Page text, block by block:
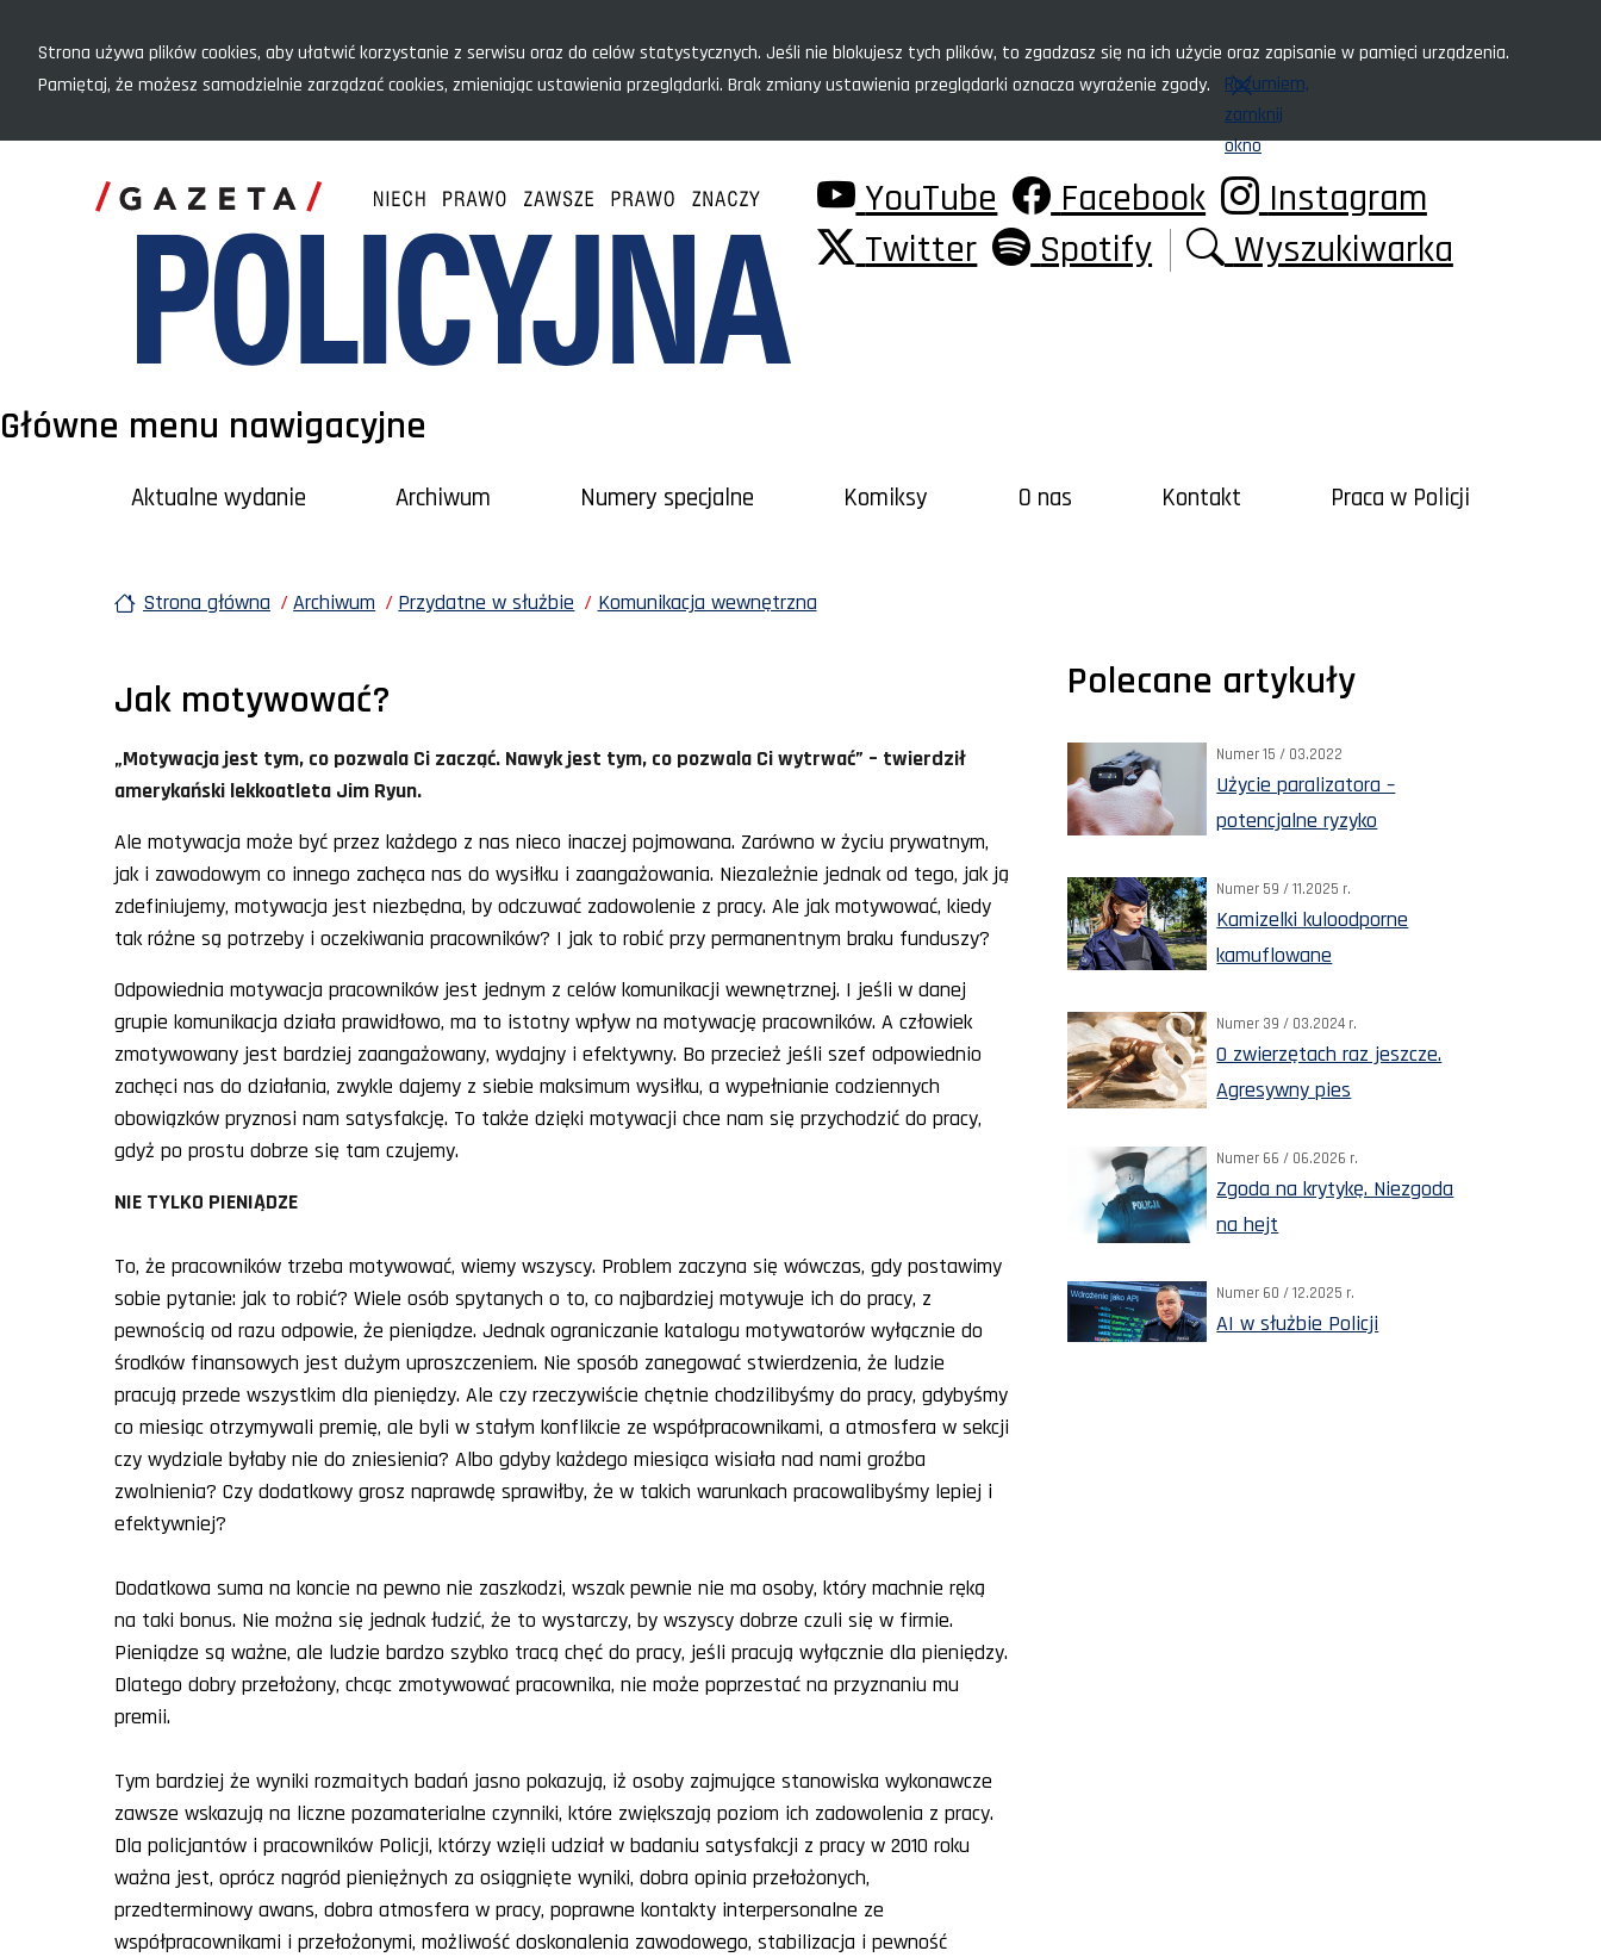
Strona używa plików cookies, aby ułatwić korzystanie z serwisu oraz do celów statystycznych. Jeśli nie blokujesz tych plików, to zgadzasz się na ich użycie oraz zapisanie w pamięci urządzenia.
Pamiętaj, że możesz samodzielnie zarządzać cookies, zmieniając ustawienia przeglądarki. Brak zmiany ustawienia przeglądarki oznacza wyrażenie zgody.
Rozumiem,
zamknij
okno
YouTube Facebook
Instagram
Twitter
Spotify Wyszukiwarka
Główne menu nawigacyjne
Aktualne wydanie Archiwum Numery specjalne Komiksy O nas Kontakt Praca w Policji
Strona główna Archiwum Przydatne w służbie Komunikacja wewnętrzna
Jak motywować?
„Motywacja jest tym, co pozwala Ci zacząć. Nawyk jest tym, co pozwala Ci wytrwać” – twierdził
amerykański lekkoatleta Jim Ryun.
Ale motywacja może być przez każdego z nas nieco inaczej pojmowana. Zarówno w życiu prywatnym,
jak i zawodowym co innego zachęca nas do wysiłku i zaangażowania. Niezależnie jednak od tego, jak ją
zdefiniujemy, motywacja jest niezbędna, by odczuwać zadowolenie z pracy. Ale jak motywować, kiedy
tak różne są potrzeby i oczekiwania pracowników? I jak to robić przy permanentnym braku funduszy?
Odpowiednia motywacja pracowników jest jednym z celów komunikacji wewnętrznej. I jeśli w danej
grupie komunikacja działa prawidłowo, ma to istotny wpływ na motywację pracowników. A człowiek
zmotywowany jest bardziej zaangażowany, wydajny i efektywny. Bo przecież jeśli szef odpowiednio
zachęci nas do działania, zwykle dajemy z siebie maksimum wysiłku, a wypełnianie codziennych
obowiązków pryznosi nam satysfakcję. To także dzięki motywacji chce nam się przychodzić do pracy,
gdyż po prostu dobrze się tam czujemy.
NIE TYLKO PIENIĄDZE
To, że pracowników trzeba motywować, wiemy wszyscy. Problem zaczyna się wówczas, gdy postawimy
sobie pytanie: jak to robić? Wiele osób spytanych o to, co najbardziej motywuje ich do pracy, z
pewnością od razu odpowie, że pieniądze. Jednak ograniczanie katalogu motywatorów wyłącznie do
środków finansowych jest dużym uproszczeniem. Nie sposób zanegować stwierdzenia, że ludzie
pracują przede wszystkim dla pieniędzy. Ale czy rzeczywiście chętnie chodzilibyśmy do pracy, gdybyśmy
co miesiąc otrzymywali premię, ale byli w stałym konflikcie ze współpracownikami, a atmosfera w sekcji
czy wydziale byłaby nie do zniesienia? Albo gdyby każdego miesiąca wisiała nad nami groźba
zwolnienia? Czy dodatkowy grosz naprawdę sprawiłby, że w takich warunkach pracowalibyśmy lepiej i
efektywniej?
Dodatkowa suma na koncie na pewno nie zaszkodzi, wszak pewnie nie ma osoby, który machnie ręką
na taki bonus. Nie można się jednak łudzić, że to wystarczy, by wszyscy dobrze czuli się w firmie.
Pieniądze są ważne, ale ludzie bardzo szybko tracą chęć do pracy, jeśli pracują wyłącznie dla pieniędzy.
Dlatego dobry przełożony, chcąc zmotywować pracownika, nie może poprzestać na przyznaniu mu
premii.
Tym bardziej że wyniki rozmaitych badań jasno pokazują, iż osoby zajmujące stanowiska wykonawcze
zawsze wskazują na liczne pozamaterialne czynniki, które zwiększają poziom ich zadowolenia z pracy.
Dla policjantów i pracowników Policji, którzy wzięli udział w badaniu satysfakcji z pracy w 2010 roku
ważna jest, oprócz nagród pieniężnych za osiągnięte wyniki, dobra opinia przełożonych,
przedterminowy awans, dobra atmosfera w pracy, poprawne kontakty interpersonalne ze
współpracownikami i przełożonymi, możliwość doskonalenia zawodowego, stabilizacja i pewność
Polecane artykuły
Numer 15 / 03.2022
Użycie paralizatora –
potencjalne ryzyko
Numer 59 / 11.2025 r.
Kamizelki kuloodporne
kamuflowane
Numer 39 / 03.2024 r.
O zwierzętach raz jeszcze.
Agresywny pies
Numer 66 / 06.2026 r.
Zgoda na krytykę. Niezgoda
na hejt
Numer 60 / 12.2025 r.
AI w służbie Policji